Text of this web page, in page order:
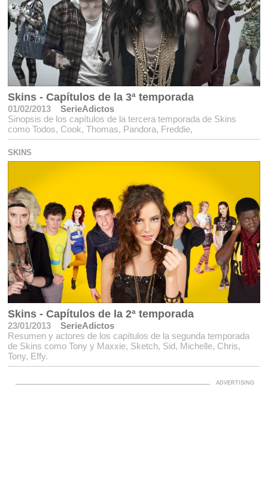
Skins - Capítulos de la 3ª temporada
01/02/2013
SerieAdictos
Sinopsis de los capítulos de la tercera temporada de Skins
como Todos, Cook, Thomas, Pandora, Freddie,
SKINS
Skins - Capítulos de la 2ª temporada
23/01/2013
SerieAdictos
Resumen y actores de los capítulos de la segunda temporada
de Skins como Tony y Maxxie, Sketch, Sid, Michelle, Chris,
Tony, Effy.